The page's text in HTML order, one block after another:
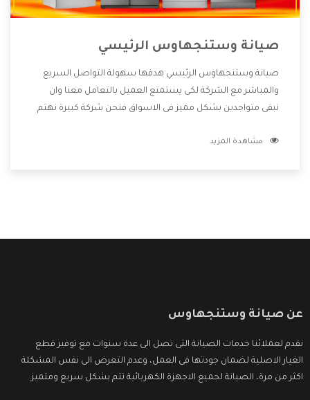
صيانة وستنجهاوس الرئيسي
صيانة وستنجهاوس الرئيسي هدفها سهولة التواصل السريع
والمباشر مع الشركة لكى يستمتع العميل بالتعامل معنا وان
نبقى متواجدين بشكل مميز فى الاسواق فنحن شركة كبيرة نهتم
الشركة بها والتى تكون منها خدمة الصيانة التى تكون من أهم
مشاهدة المزيد
عن صيانة وستنجهاوس
نقدم لعملائنا خدمات الصيانة التى تصل الى عدة سنوات مع توفير قطع
الغيار الاصلية لضمان جودتها فى العمل، وعدم التعرض الى نفس المشكلة
اكثر من مرة، الصيانة لجميع الاجهزة الكهربائية تتم بشكل سريع ومتميز.